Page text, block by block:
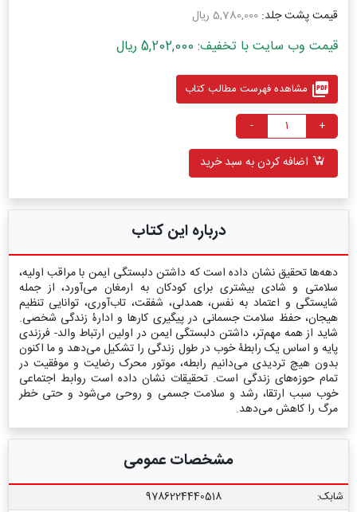
قیمت پشت جلد: 5,780,000 ریال
قیمت وب سایت با تخفیف: 5,202,000 ریال
picture_as_pdf مشاهده فهرست مطالب کتاب
+
-
اضافه کردن به سبد خرید
درباره این کتاب
دهه‌ها تحقیق نشان داده است که داشتن دلبستگی ایمن با مراقب اولیه،
سلامتی و شادی بیشتری برای کودکان به ارمغان می‌آورد، از جمله
شایستگی و اعتماد به نفس، همدلی، شفقت، تاب‌آوری، توانایی تنظیم
هیجان، حفظ سلامت جسمانی در پیگیری کارها و ادارۀ زندگی شخصی.
شاید از همه مهم‌تر، داشتن دلبستگی ایمن در اولین ارتباط والد- فرزندی
پایه و اساس یک رابطۀ خوب در طول زندگی را تشکیل می‌دهد و ما اکنون
بدون هیچ تردیدی می‌دانیم رابطه، موتور محرک رضایت و موفقیت در
تمام حوزه‌های زندگی است. تحقیقات نشان داده است روابط اجتماعی
خوب سبب ارتقا، رشد و سلامت جسمی و روحی می‌شود و حتی خطر
مرگ را کاهش می‌دهد.
مشخصات عمومی
شابک:
9786224440518